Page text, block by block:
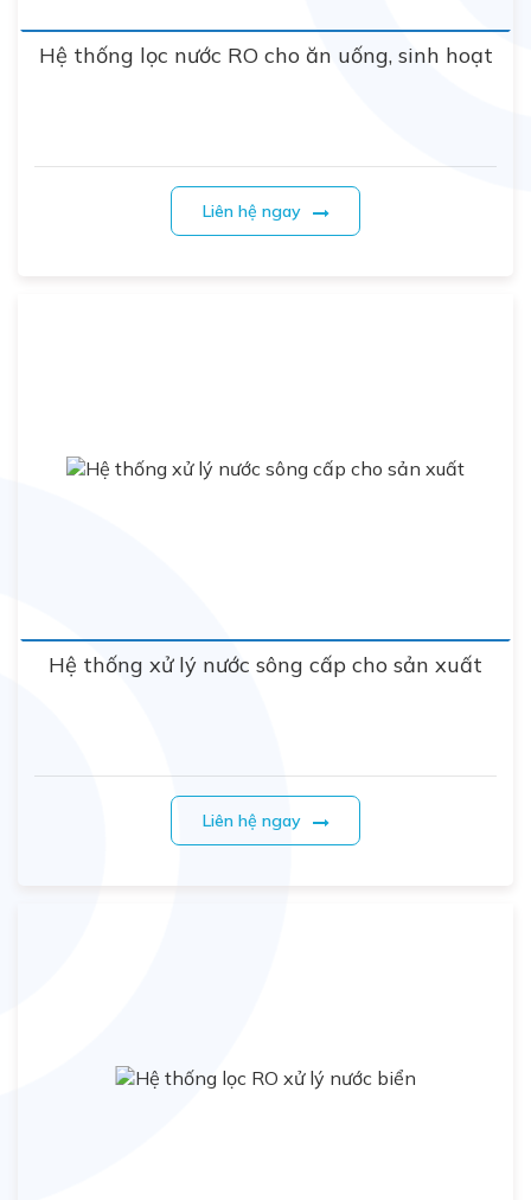
Hệ thống lọc nước RO cho ăn uống, sinh hoạt
Liên hệ ngay
Hệ thống xử lý nước sông cấp cho sản xuất
Liên hệ ngay